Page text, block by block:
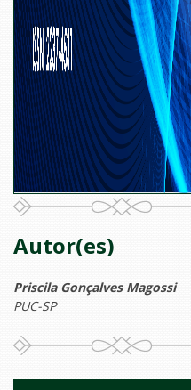
Autor(es)
Priscila Gonçalves Magossi
PUC-SP